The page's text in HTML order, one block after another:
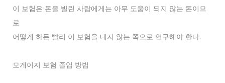
이 보험은 돈을 빌린 사람에게는 아무 도움이 되지 않는 돈이므
로
어떻게 하든 빨리 이 보험을 내지 않는 쪽으로 연구해야 한다.
모게이지 보험 졸업 방법